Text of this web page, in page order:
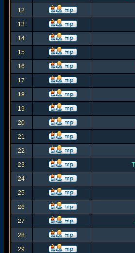
12
13
14
15
16
17
18
19
20
21
22
23
24
25
26
27
28
29